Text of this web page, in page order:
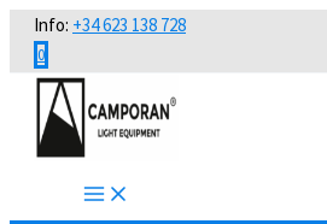
contenido
Info: +34 623 138 728
0